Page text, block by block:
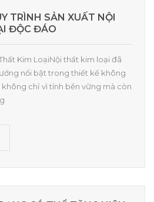
TRÌNH SẢN XUẤT NỘI
ĐỘC ĐÁO
Kim LoạiNội thất kim loại đã
nổi bật trong thiết kế không
không chỉ vì tính bền vững mà còn